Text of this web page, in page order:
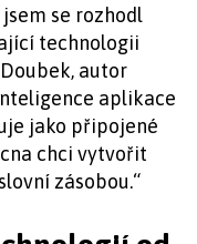
se rozhodl
technologii
autor
aplikace
jako připojené
chci vytvořit
zásobou.“